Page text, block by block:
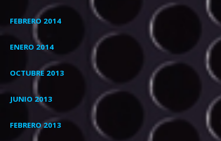
FEBRERO 2014
ENERO 2014
OCTUBRE 2013
JUNIO 2013
FEBRERO 2013